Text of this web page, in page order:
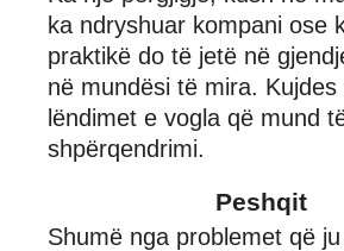
ka ndryshuar kompani ose
praktikë do të jetë në
në mundësi të mira. Kujdes
lëndimet e vogla që mund
shpërqendrimi.
Peshqit
Shumë nga problemet që